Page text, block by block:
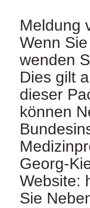
Meldung
Wenn
wenden
Dies gilt
dieser
können
Georg-
Website:
Sie